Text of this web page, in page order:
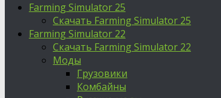
Farming Simulator 25
Скачать Farming Simulator 25
Farming Simulator 22
Скачать Farming Simulator 22
Моды
Грузовики
Комбайны